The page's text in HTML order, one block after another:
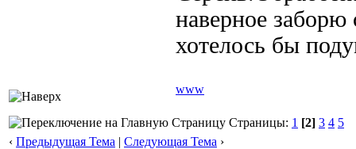
наверное
хотелось бы
www
Страницы: 1 [2] 3 4 5
‹ Предыдущая Тема | Следующая Тема ›